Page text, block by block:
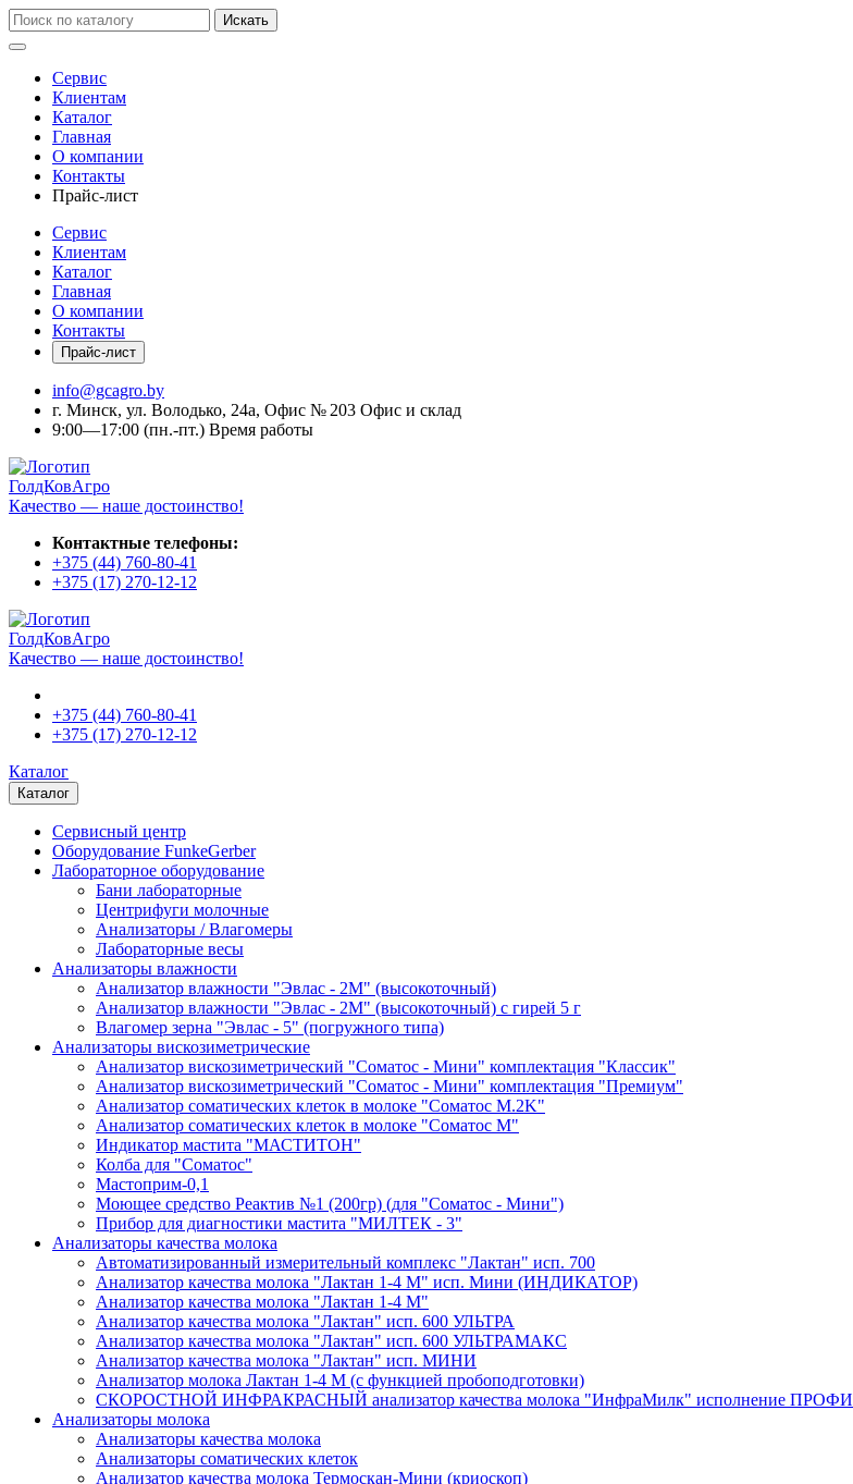
Искать
Сервис
Клиентам
Каталог
Главная
О компании
Контакты
Прайс-лист
Сервис
Клиентам
Каталог
Главная
О компании
Контакты
Прайс-лист
info@gcagro.by
г. Минск, ул. Володько, 24а, Офис № 203 Офис и склад
9:00—17:00 (пн.-пт.) Время работы
ГолдКовАгро
Качество — наше достоинство!
Контактные телефоны:
+375 (44) 760-80-41
+375 (17) 270-12-12
ГолдКовАгро
Качество — наше достоинство!
+375 (44) 760-80-41
+375 (17) 270-12-12
Каталог
Каталог
Сервисный центр
Оборудование FunkeGerber
Лабораторное оборудование
Бани лабораторные
Центрифуги молочные
Анализаторы / Влагомеры
Лабораторные весы
Анализаторы влажности
Анализатор влажности "Эвлас - 2М" (высокоточный)
Анализатор влажности "Эвлас - 2М" (высокоточный) с гирей 5 г
Влагомер зерна "Эвлас - 5" (погружного типа)
Анализаторы вискозиметрические
Анализатор вискозиметрический "Соматос - Мини" комплектация "Классик"
Анализатор вискозиметрический "Соматос - Мини" комплектация "Премиум"
Анализатор соматических клеток в молоке "Соматос М.2K"
Анализатор соматических клеток в молоке "Соматос М"
Индикатор мастита "МАСТИТОН"
Колба для "Соматос"
Мастоприм-0,1
Моющее средство Реактив №1 (200гр) (для "Соматос - Мини")
Прибор для диагностики мастита "МИЛТЕК - 3"
Анализаторы качества молока
Автоматизированный измерительный комплекс "Лактан" исп. 700
Анализатор качества молока "Лактан 1-4 М" исп. Мини (ИНДИКАТОР)
Анализатор качества молока "Лактан 1-4 M"
Анализатор качества молока "Лактан" исп. 600 УЛЬТРА
Анализатор качества молока "Лактан" исп. 600 УЛЬТРАМАКС
Анализатор качества молока "Лактан" исп. МИНИ
Анализатор молока Лактан 1-4 М (с функцией пробоподготовки)
СКОРОСТНОЙ ИНФРАКРАСНЫЙ анализатор качества молока "ИнфраМилк" исполнение ПРОФИ
Анализаторы молока
Анализаторы качества молока
Анализаторы соматических клеток
Анализатор качества молока Термоскан-Мини (криоскоп)